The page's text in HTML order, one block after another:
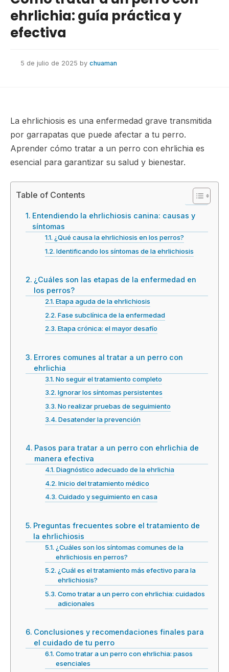
ehrlichia: guía práctica y
efectiva
5 de julio de 2025 by chuaman
La ehrlichiosis es una enfermedad grave transmitida
por garrapatas que puede afectar a tu perro.
Aprender cómo tratar a un perro con ehrlichia es
esencial para garantizar su salud y bienestar.
Table of Contents
Entendiendo la ehrlichiosis canina: causas y
síntomas
¿Qué causa la ehrlichiosis en los perros?
Identificando los síntomas de la ehrlichiosis
¿Cuáles son las etapas de la enfermedad en
los perros?
Etapa aguda de la ehrlichiosis
Fase subclínica de la enfermedad
Etapa crónica: el mayor desafío
Errores comunes al tratar a un perro con
ehrlichia
No seguir el tratamiento completo
Ignorar los síntomas persistentes
No realizar pruebas de seguimiento
Desatender la prevención
Pasos para tratar a un perro con ehrlichia de
manera efectiva
Diagnóstico adecuado de la ehrlichia
Inicio del tratamiento médico
Cuidado y seguimiento en casa
Preguntas frecuentes sobre el tratamiento de
la ehrlichiosis
¿Cuáles son los síntomas comunes de la
ehrlichiosis en perros?
¿Cuál es el tratamiento más efectivo para la
ehrlichiosis?
Como tratar a un perro con ehrlichia: cuidados
adicionales
Conclusiones y recomendaciones finales para
el cuidado de tu perro
Como tratar a un perro con ehrlichia: pasos
esenciales